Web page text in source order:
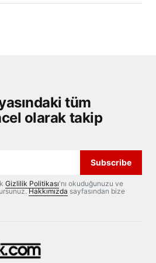
tüm
olarak takip
Subscribe
Gizlilik Politikası'nı okuduğunuzu ve
Hakkımızda sayfasından bize